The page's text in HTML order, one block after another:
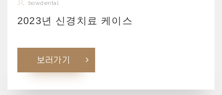
bowdental
2023년 신경치료 케이스
보러가기